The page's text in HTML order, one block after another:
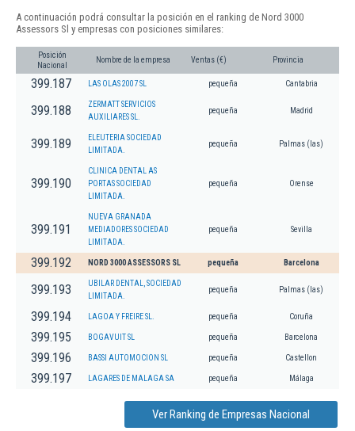
A continuación podrá consultar la posición en el ranking de Nord 3000
Assessors Sl y empresas con posiciones similares:
Posición
Nacional
Nombre de la empresa Ventas (€) Provincia
399.187 LAS OLAS 2007 SL pequeña Cantabria
399.188
ZERMATT SERVICIOS
AUXILIARES SL.
pequeña Madrid
399.189
ELEUTERIA SOCIEDAD
LIMITADA.
pequeña Palmas (las)
399.190
CLINICA DENTAL AS
PORTAS SOCIEDAD
LIMITADA.
pequeña Orense
399.191
NUEVA GRANADA
MEDIADORES SOCIEDAD
LIMITADA.
pequeña Sevilla
399.192 NORD 3000 ASSESSORS SL pequeña Barcelona
399.193
UBILAR DENTAL, SOCIEDAD
LIMITADA.
pequeña Palmas (las)
399.194 LAGOA Y FREIRE SL. pequeña Coruña
399.195 BOGAVUIT SL pequeña Barcelona
399.196 BASSI AUTOMOCION SL pequeña Castellon
399.197 LAGARES DE MALAGA SA pequeña Málaga
Ver Ranking de Empresas Nacional